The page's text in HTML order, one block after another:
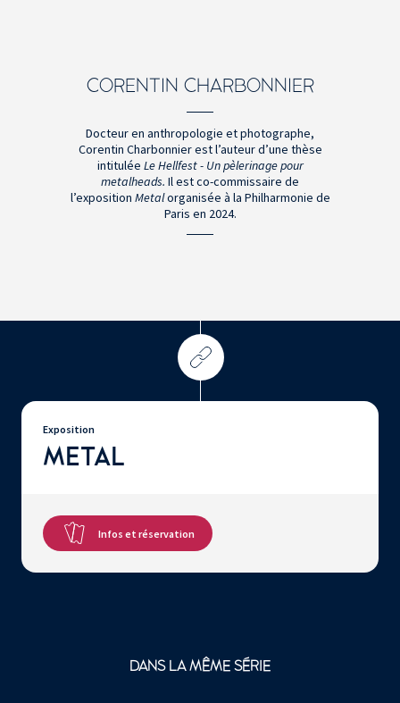
CORENTIN CHARBONNIER
Docteur en anthropologie et photographe,
Corentin Charbonnier est l’auteur d’une thèse
intitulée Le Hellfest - Un pèlerinage pour
metalheads. Il est co-commissaire de
l’exposition Metalorganisée à la Philharmonie de
Paris en 2024.
Exposition
METAL
Infos et réservation
DANS LA MÊME SÉRIE